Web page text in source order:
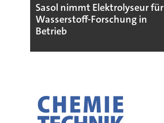
Sasol nimmt Elektrolyseur für
Wasserstoff-Forschung in
Betrieb